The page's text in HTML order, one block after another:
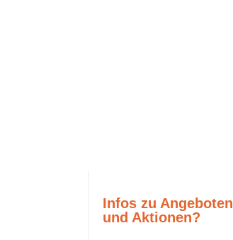
Infos zu Angeboten
und Aktionen?